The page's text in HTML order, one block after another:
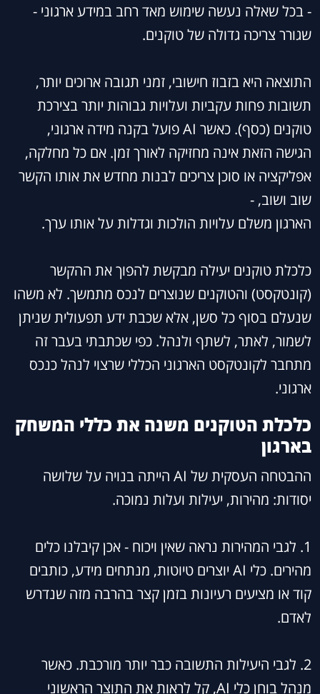
- בכל שאלה נעשה שימוש מאד רחב במידע ארגוני -
שגורר צריכה גדולה של טוקנים.
התוצאה היא בזבוז חישובי, זמני תגובה ארוכים יותר,
תשובות פחות עקביות ועלויות גבוהות יותר בצירכת
טוקנים (כסף). כאשר AI פועל בקנה מידה ארגוני,
הגישה הזאת אינה מחזיקה לאורך זמן. אם כל מחלקה,
אפליקציה או סוכן צריכים לבנות מחדש את אותו הקשר
שוב ושוב, -
הארגון משלם עלויות הולכות וגדלות על אותו ערך.
כלכלת טוקנים יעילה מבקשת להפוך את ההקשר
(קונטקסט) והטוקנים שנוצרים לנכס מתמשך. לא משהו
שנעלם בסוף כל סשן, אלא שכבת ידע תפעולית שניתן
לשמור, לאתר, לשתף ולנהל. כפי שכתבתי בעבר זה
מתחבר לקונטקסט הארגוני הכללי שרצוי לנהל כנכס
ארגוני.
כלכלת הטוקנים משנה את כללי המשחק
בארגון
ההבטחה העסקית של AI הייתה בנויה על שלושה
יסודות: מהירות, יעילות ועלות נמוכה.
1. לגבי המהירות נראה שאין ויכוח - אכן קיבלנו כלים
מהירים. כלי AI יוצרים טיוטות, מנתחים מידע, כותבים
קוד או מציעים רעיונות בזמן קצר בהרבה מזה שנדרש
לאדם.
2. לגבי היעילות התשובה כבר יותר מורכבת. כאשר
מנהל בוחן כלי AI, קל לראות את התוצר הראשוני